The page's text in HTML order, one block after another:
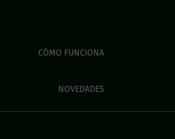
CÓMO FUNCIONA
NOVEDADES